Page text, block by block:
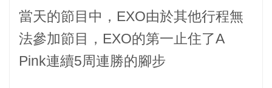
當天的節目中，EXO由於其他行程無
法參加節目，EXO的第一止住了A
Pink連續5周連勝的腳步